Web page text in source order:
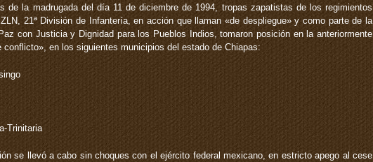
de la madrugada del día 11 de diciembre de 1994, tropas zapatistas de los regimientos
21ª División de Infantería, en acción que llaman «de despliegue» y como parte de la
con Justicia y Dignidad para los Pueblos Indios, tomaron posición en la anteriormente
conflicto», en los siguientes municipios del estado de Chiapas:
Trinitaria
se llevó a cabo sin choques con el ejército federal mexicano, en estricto apego al cese